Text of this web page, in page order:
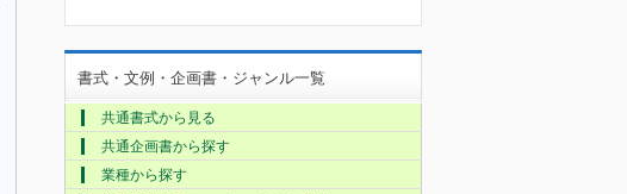
書式・文例・企画書・ジャンル一覧
共通書式から見る
共通企画書から探す
業種から探す